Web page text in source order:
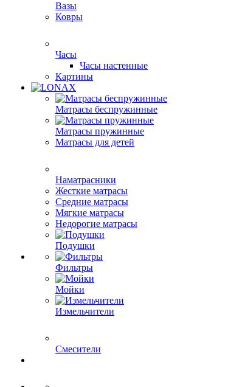
Вазы
Ковры
Часы
Часы настенные
Картины
Матрасы беспружинные
Матрасы пружинные
Матрасы для детей
Наматрасники
Жесткие матрасы
Средние матрасы
Мягкие матрасы
Недорогие матрасы
Подушки
Фильтры
Мойки
Измельчители
Смесители